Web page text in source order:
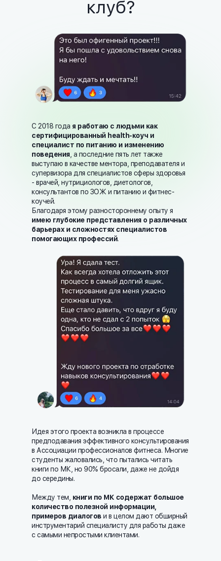
С 2018 года я работаю с людьми как
сертифицированный health-коуч и
специалист по питанию и изменению
поведения , а последние пять лет также
выступаю в качестве ментора, преподавателя и
супервизора для специалистов сферы здоровья
- врачей, нутрициологов, диетологов,
консультантов по ЗОЖ и питанию и фитнес-
коучей.
Благодаря этому разностороннему опыту я
имею глубокие представления о различных
барьерах и сложностях специалистов
помогающих профессий.
клуб?
Идея этого проекта возникла в процессе
предподавания эффективного консультирования
в Ассоциации профессионалов фитнеса. Многие
студенты жаловались, что пытались читать
книги по МК, но 90% бросали, даже не дойдя
до середины.
Между тем, книги по МК содержат большое
количество полезной информации,
примеров диалогов и в целом дают обширный
инструментарий специалисту для работы даже
с самыми непростыми клиентами.